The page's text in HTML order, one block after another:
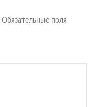
Обязательные поля